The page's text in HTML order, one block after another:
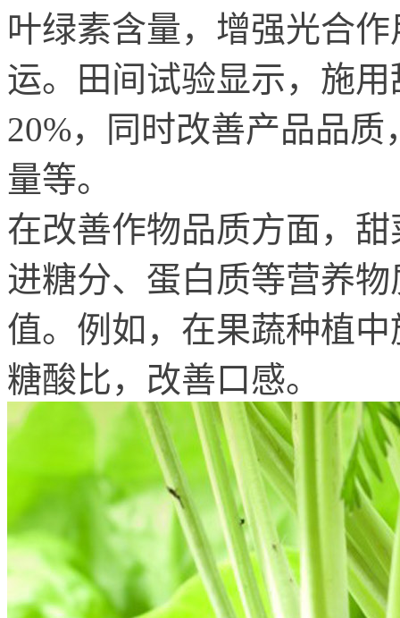
叶绿素含量，增强光合
运。田间试验显示，施
20%，同时改善产品品
量等。
在改善作物品质方面，
进糖分、蛋白质等营养
值。例如，在果蔬种植
糖酸比，改善口感。